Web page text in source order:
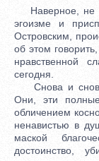
Наверное, не
эгоизме и
Островским,
об этом
нравственной
сегодня.
Снова и снова
Они, эти полные
обличением
ненавистью в
маской
достоинство,